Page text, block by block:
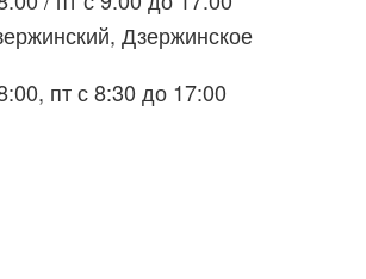
Дзержинское
пт с 8:30 до 17:00